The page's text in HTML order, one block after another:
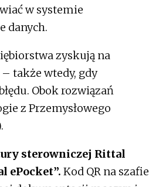
w systemie
danych.
zyskują na
także wtedy, gdy
Obok rozwiązań
z Przemysłowego
sterowniczej Rittal
ePocket”. Kod QR na szafie